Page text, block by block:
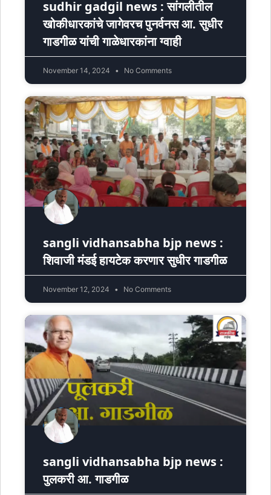
sudhir gadgil news : सांगलीतील
खोकीधारकांचे जागेवरच पुनर्वनस आ. सुधीर
गाडगीळ यांची गाळेधारकांना ग्वाही
November 14, 2024 No Comments
sangli vidhansabha bjp news :
शिवाजी मंडई हायटेक करणार सुधीर गाडगीळ
November 12, 2024 No Comments
sangli vidhansabha bjp news :
पुलकरी आ. गाडगीळ